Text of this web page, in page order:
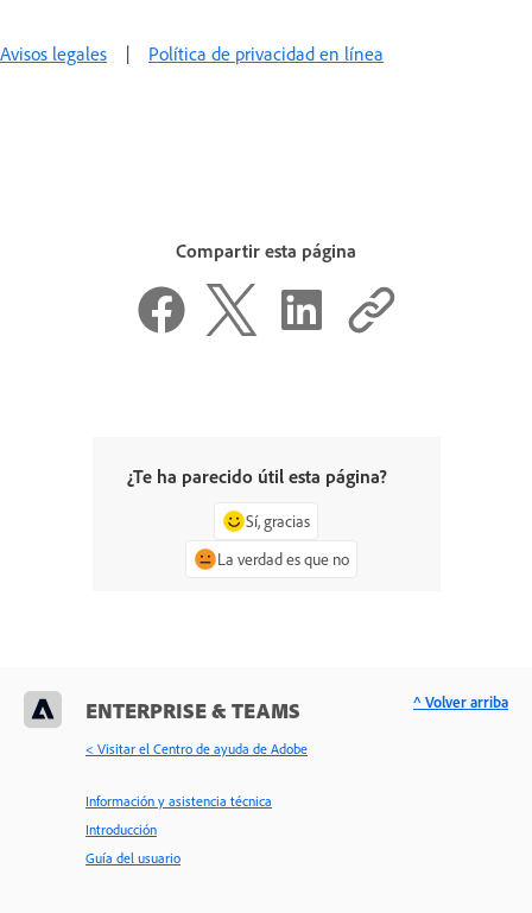
Avisos legales | Política de privacidad en línea
Compartir esta página
¿Te ha parecido útil esta página?
Sí, gracias
La verdad es que no
ENTERPRISE & TEAMS
< Visitar el Centro de ayuda de Adobe
Información y asistencia técnica
Introducción
Guía del usuario
^ Volver arriba